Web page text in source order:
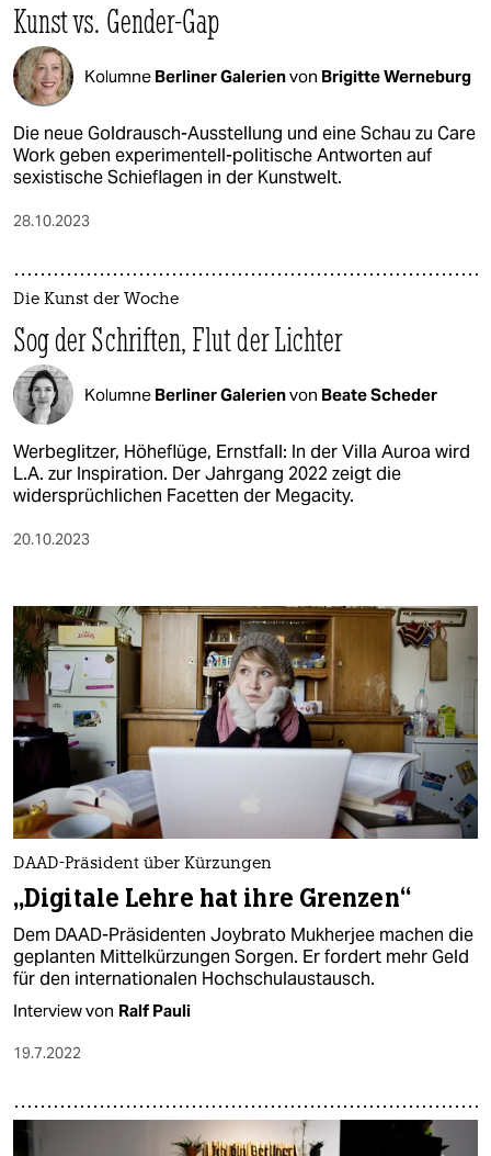
Kunst vs. Gender-Gap
Kolumne Berliner Galerienvon Brigitte Werneburg
Die neue Goldrausch-Ausstellung und eine Schau zu Care
Work geben experimentell-politische Antworten auf
sexistische Schieflagen in der Kunstwelt.
28.10.2023
Die Kunst der Woche
Sog der Schriften, Flut der Lichter
Kolumne Berliner Galerienvon Beate Scheder
Werbeglitzer, Höheflüge, Ernstfall: In der Villa Auroa wird
L.A. zur Inspiration. Der Jahrgang 2022 zeigt die
widersprüchlichen Facetten der Megacity.
20.10.2023
DAAD-Präsident über Kürzungen
„Digitale Lehre hat ihre Grenzen“
Dem DAAD-Präsidenten Joybrato Mukherjee machen die
geplanten Mittelkürzungen Sorgen. Er fordert mehr Geld
für den internationalen Hochschulaustausch.
Interview von Ralf Pauli
19.7.2022